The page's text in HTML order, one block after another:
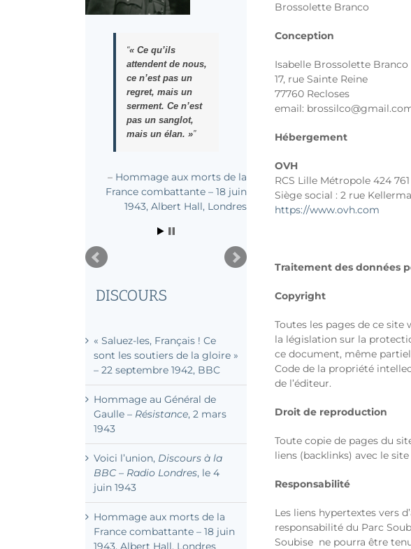
Brossolette Branco
Conception
Isabelle Brossolette Branco
17, rue Sainte Reine
77760 Recloses
email:
Hébergement
OVH
RCS Lille Métropole 424
Siège social : 2 rue
https://www.ovh.com
Traitement des données
Copyright
Toutes les pages de ce
la législation sur la
ce document, même
Code de la propriété
de l’éditeur.
Droit de reproduction
Toute copie de pages du
liens (backlinks) avec le
Responsabilité
Les liens hypertextes vers
responsabilité du Parc
Soubise ne pourra être
Il est vrai qu’il
m’avait répété,
quand je
m’inquiétais à la
veille d’un
nouveau départ:
« Je te l’ai déjà dit:
de-cuir de la
Résistance. »
Gilberte Brossolette - Il
s'appelait Pierre Brossolette
DISCOURS
« Saluez-les, Français ! Ce
sont les soutiers de la gloire »
– 22 septembre 1942, BBC
Hommage au Général de
Gaulle –Résistance , 2 mars
1943
Voici l’union,Discours à la
BBC – Radio Londres, le 4
juin 1943